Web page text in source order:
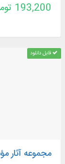
193,200 تومان
قابل دانلود
مجموعه آثار